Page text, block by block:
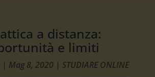
a distanza:
e limiti
| Mag 8, 2020 |STUDIARE ONLINE